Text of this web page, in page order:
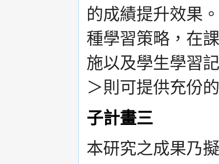
的成績提升效果
種學習策略，在
施以及學生學習
＞則可提供充份
子計畫三
本研究之成果乃